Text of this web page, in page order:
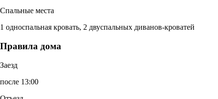
Спальные места
1 односпальная кровать, 2 двуспальных диванов-кроватей
Правила дома
Заезд
после 13:00